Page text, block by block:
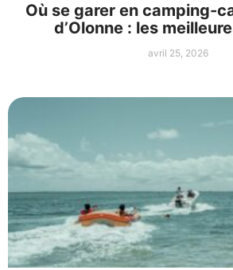
Où se garer en camping-
d’Olonne : les
avril 25, 2026